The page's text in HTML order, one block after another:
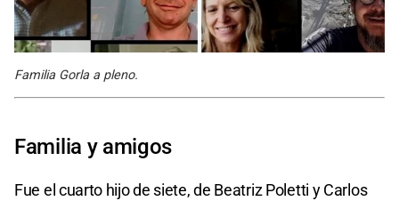
Familia Gorla a pleno.
Familia y amigos
Fue el cuarto hijo de siete, de Beatriz Poletti y Carlos